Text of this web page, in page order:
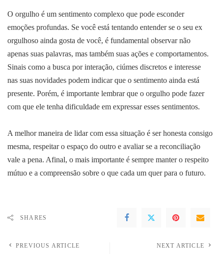
O orgulho é um sentimento complexo que pode esconder
emoções profundas. Se você está tentando entender se o seu ex
orgulhoso ainda gosta de você, é fundamental observar não
apenas suas palavras, mas também suas ações e comportamentos.
Sinais como a busca por interação, ciúmes discretos e interesse
nas suas novidades podem indicar que o sentimento ainda está
presente. Porém, é importante lembrar que o orgulho pode fazer
com que ele tenha dificuldade em expressar esses sentimentos.
A melhor maneira de lidar com essa situação é ser honesta consigo
mesma, respeitar o espaço do outro e avaliar se a reconciliação
vale a pena. Afinal, o mais importante é sempre manter o respeito
mútuo e a compreensão sobre o que cada um quer para o futuro.
SHARES
PREVIOUS ARTICLE NEXT ARTICLE